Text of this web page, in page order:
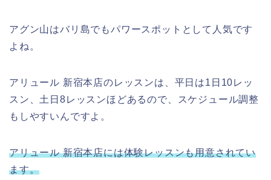
アグン山はバリ島でもパワースポットとして人気です
よね。
アリュール 新宿本店のレッスンは、平日は1日10レッ
スン、土日8レッスンほどあるので、スケジュール調整
もしやすいんですよ。
アリュール 新宿本店には体験レッスンも用意されてい
ます。